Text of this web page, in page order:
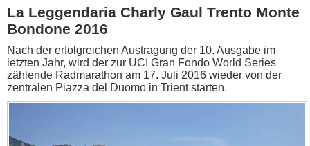
La Leggendaria Charly Gaul Trento Monte
Bondone 2016
Nach der erfolgreichen Austragung der 10. Ausgabe im
letzten Jahr, wird der zur UCI Gran Fondo World Series
zählende Radmarathon am 17. Juli 2016 wieder von der
zentralen Piazza del Duomo in Trient starten.